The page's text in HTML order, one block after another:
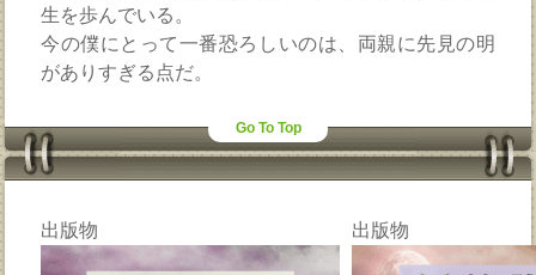
生を歩んでいる。
今の僕にとって一番恐ろしいのは、両親に先見の明
がありすぎる点だ。
Go To Top
出版物 出版物